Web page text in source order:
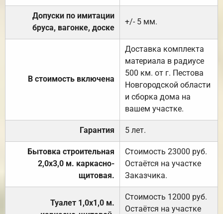
Допуски по имитации
бруса, вагонке, доске
+/- 5 мм.
В стоимость включена
Доставка комплекта
материала в радиусе
500 км. от г. Пестова
Новгородской области
и сборка дома на
вашем участке.
Гарантия 5 лет.
Бытовка строительная
2,0х3,0 м. каркасно-
щитовая.
Стоимость 23000 руб.
Остаётся на участке
Заказчика.
Туалет 1,0х1,0 м.
Стоимость 12000 руб.
Остаётся на участке